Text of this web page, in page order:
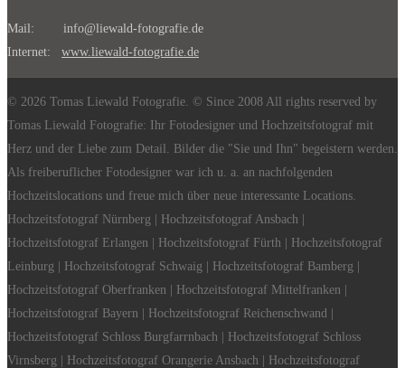
Mail: info@liewald-fotografie.de
Internet: www.liewald-fotografie.de
© 2026 Tomas Liewald Fotografie. © Since 2008 All rights reserved by
Tomas Liewald Fotografie: Ihr Fotodesigner und Hochzeitsfotograf mit
Herz und der Liebe zum Detail. Bilder die "Sie und Ihn" begeistern werden.
Als freiberuflicher Fotodesigner war ich u. a. an nachfolgenden
Hochzeitslocations und freue mich über neue interessante Locations.
Hochzeitsfotograf Nürnberg | Hochzeitsfotograf Ansbach |
Hochzeitsfotograf Erlangen | Hochzeitsfotograf Fürth | Hochzeitsfotograf
Leinburg | Hochzeitsfotograf Schwaig | Hochzeitsfotograf Bamberg |
Hochzeitsfotograf Oberfranken | Hochzeitsfotograf Mittelfranken |
Hochzeitsfotograf Bayern | Hochzeitsfotograf Reichenschwand |
Hochzeitsfotograf Schloss Burgfarrnbach | Hochzeitsfotograf Schloss
Virnsberg | Hochzeitsfotograf Orangerie Ansbach | Hochzeitsfotograf